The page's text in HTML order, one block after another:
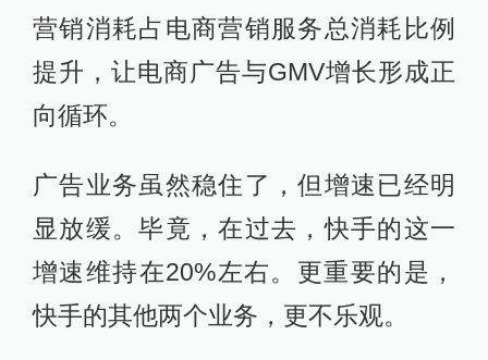
营销消耗占电商营销服务总消耗比例
提升，让电商广告与GMV增长形成正
向循环。
广告业务虽然稳住了，但增速已经明
显放缓。毕竟，在过去，快手的这一
增速维持在20%左右。更重要的是，
快手的其他两个业务，更不乐观。